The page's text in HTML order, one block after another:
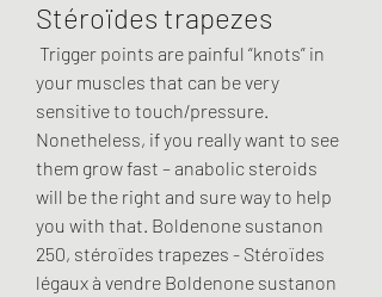
Stéroïdes trapezes
your muscles that can be very
sensitive to touch/pressure.
Nonetheless, if you really want to see
them grow fast – anabolic steroids
will be the right and sure way to help
you with that. Boldenone sustanon
250, stéroïdes trapezes - Stéroïdes
légaux à vendre Boldenone sustanon